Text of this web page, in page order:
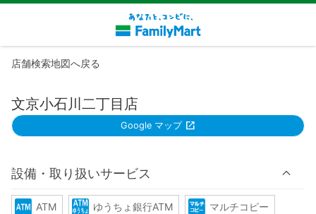
店舗検索地図へ戻る
文京小石川二丁目店
Google マップ
設備・取り扱いサービス
ATM ゆうちょ銀行ATM マルチコピー